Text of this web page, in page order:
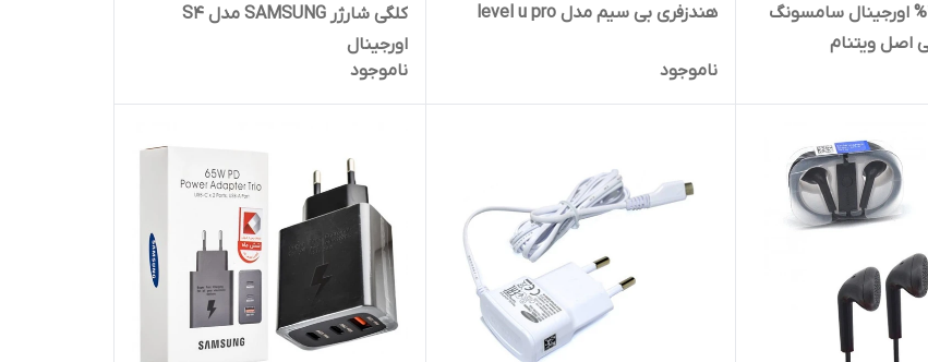
کلگی شارژر 100% اورجینال سامسونگ
هندزفری بی سیم مدل level u pro
ناموجود
کلگی شارژر SAMSUNG مدل S4
اورجینال
ناموجود